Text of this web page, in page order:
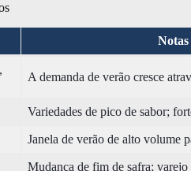
A demanda de verão cresce
Variedades de pico de sabor;
Janela de verão de alto volume
Mudança de fim de safra;